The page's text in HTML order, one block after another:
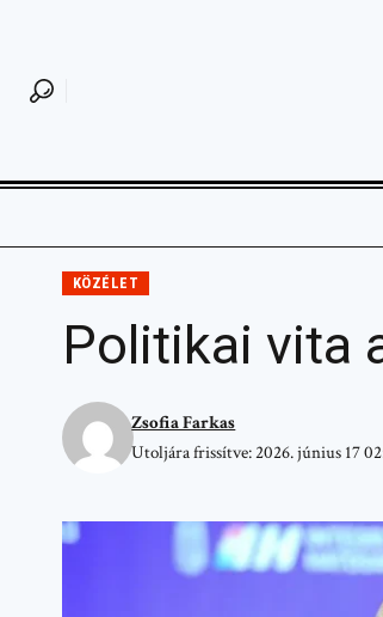
KÖZÉLET
Politikai vita
Utoljára frissítve: 2026. június 17
Zsofia Farkas